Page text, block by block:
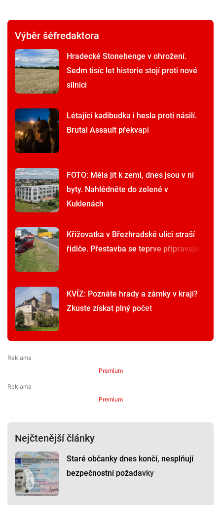
Výběr šéfredaktora
Hradecké Stonehenge v ohrožení.
Sedm tisíc let historie stojí proti nové
silnici
Létající kadibudka i hesla proti násilí.
Brutal Assault překvapí
FOTO: Měla jít k zemi, dnes jsou v ní
byty. Nahlédněte do zelené v
Kuklenách
Křižovatka v Březhradské ulici straší
řidiče. Přestavba se teprve připravuje
KVÍZ: Poznáte hrady a zámky v kraji?
Zkuste získat plný počet
Premium
Premium
Nejčtenější články
Staré občanky dnes končí, nesplňují
bezpečnostní požadavky